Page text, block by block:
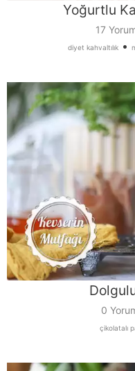
Yoğurtlu
17
diyet kahvaltılık•
0
çikolatalı